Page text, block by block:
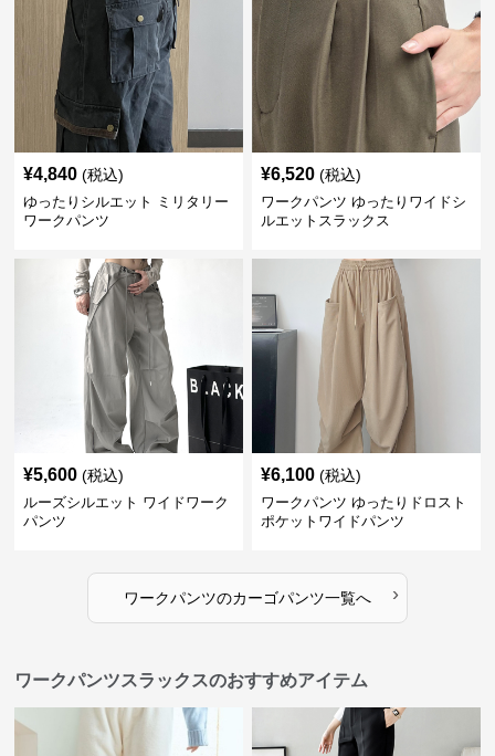
¥4,840 (税込)
ゆったりシルエット ミリタリー
ワークパンツ
¥6,520 (税込)
ワークパンツ ゆったりワイドシ
ルエットスラックス
¥5,600 (税込)
ルーズシルエット ワイドワーク
パンツ
¥6,100 (税込)
ワークパンツ ゆったりドロスト
ポケットワイドパンツ
ワークパンツのカーゴパンツ一覧へ ›
ワークパンツスラックスのおすすめアイテム